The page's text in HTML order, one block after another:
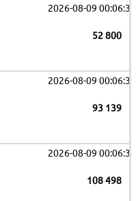
2026-08-09 00:06:32
52 800
2026-08-09 00:06:32
93 139
2026-08-09 00:06:32
108 498